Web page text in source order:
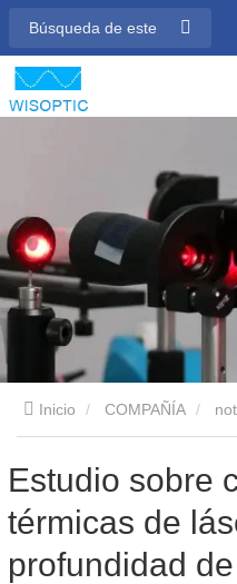
Inicio COMPAÑÍA
ultravioleta de profundidad
Crystal - 04
Estudio sobre
térmicas de
profundidad